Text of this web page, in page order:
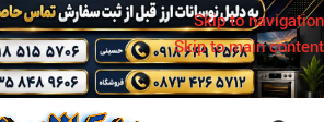
Skip to navigation
Skip to main content